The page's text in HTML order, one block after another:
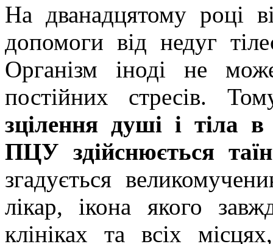
На дванадцятому році
допомоги від недуг
Організм іноді не
постійних стресів.
зцілення душі і тіла
ПЦУ здійснюється
згадується
лікар, ікона якого
клініках та всіх